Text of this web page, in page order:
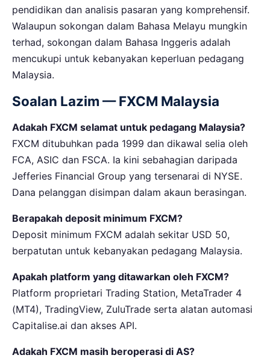
pendidikan dan analisis pasaran yang komprehensif.
Walaupun sokongan dalam Bahasa Melayu mungkin
terhad, sokongan dalam Bahasa Inggeris adalah
mencukupi untuk kebanyakan keperluan pedagang
Malaysia.
Soalan Lazim — FXCM Malaysia
Adakah FXCM selamat untuk pedagang Malaysia?
FXCM ditubuhkan pada 1999 dan dikawal selia oleh
FCA, ASIC dan FSCA. Ia kini sebahagian daripada
Jefferies Financial Group yang tersenarai di NYSE.
Dana pelanggan disimpan dalam akaun berasingan.
Berapakah deposit minimum FXCM?
Deposit minimum FXCM adalah sekitar USD 50,
berpatutan untuk kebanyakan pedagang Malaysia.
Apakah platform yang ditawarkan oleh FXCM?
Platform proprietari Trading Station, MetaTrader 4
(MT4), TradingView, ZuluTrade serta alatan automasi
Capitalise.ai dan akses API.
Adakah FXCM masih beroperasi di AS?